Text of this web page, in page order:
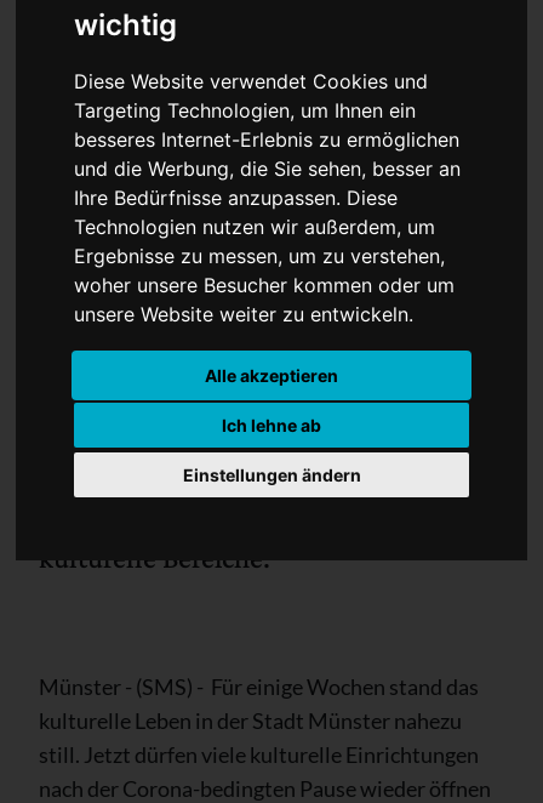
wichtig
Diese Website verwendet Cookies und
Targeting Technologien, um Ihnen ein
besseres Internet-Erlebnis zu ermöglichen
und die Werbung, die Sie sehen, besser an
Ihre Bedürfnisse anzupassen. Diese
Technologien nutzen wir außerdem, um
Ergebnisse zu messen, um zu verstehen,
woher unsere Besucher kommen oder um
unsere Website weiter zu entwickeln.
Alle akzeptieren
Ich lehne ab
Einstellungen ändern
Kultureinrichtungen in
Münster öffnen wieder
„Es ist schön, Teile des städtischen
Kulturangebotes wieder zugänglich
machen zu können“, sagt Stadträtin
Cornelia Wilkens, „und wir erhoffen
kulturelle Bereiche.“
Münster - (SMS) - Für einige Wochen stand das
kulturelle Leben in der Stadt Münster nahezu
still. Jetzt dürfen viele kulturelle Einrichtungen
nach der Corona-bedingten Pause wieder öffnen